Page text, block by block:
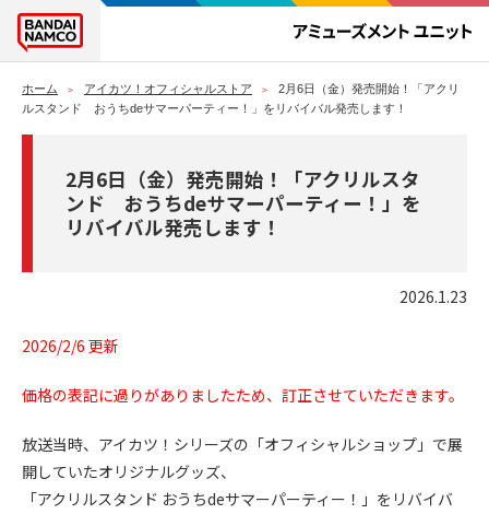
ホーム アイカツ！オフィシャルストア
2月6日（金）発売開始！「アクリ
ルスタンド おうちdeサマーパーティー！」をリバイバル発売します！
2月6日（金）発売開始！「アクリルスタ
ンド おうちdeサマーパーティー！」を
リバイバル発売します！
2026.1.23
2026/2/6 更新
価格の表記に過りがありましたため、訂正させていただきます。
放送当時、アイカツ！シリーズの「オフィシャルショップ」で展
開していたオリジナルグッズ、
「アクリルスタンド おうちdeサマーパーティー！」をリバイバ